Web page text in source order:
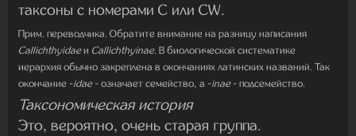
таксоны с номерами C или CW.
Прим. переводчика. Обратите внимание на разницу написания
Callichthyidaeи Callichthyinae. В биологической систематике
иерархия обычно закреплена в окончаниях латинских названий. Так
окончание -idae - означает семейство, а -inae - подсемейство.
Таксономическая история
Это, вероятно, очень старая группа.